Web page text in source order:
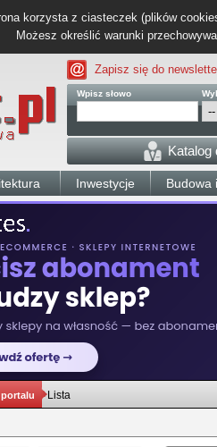
korzysta z ciasteczek (plików
Możesz określić warunki
Zapisz się do
Wpisz słowo
Katalog
Inwestycje Budowa
Lista